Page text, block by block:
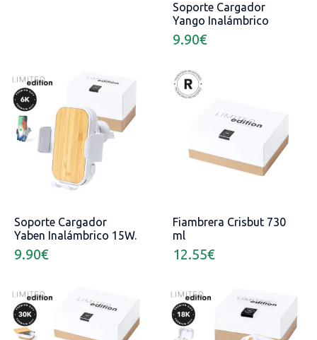
Soporte Cargador
Yango Inalámbrico
15W. Ajustable
9.90€
Soporte Cargador
Yaben Inalámbrico 15W.
Ajustable
9.90€
Fiambrera Crisbut 730
ml
12.55€